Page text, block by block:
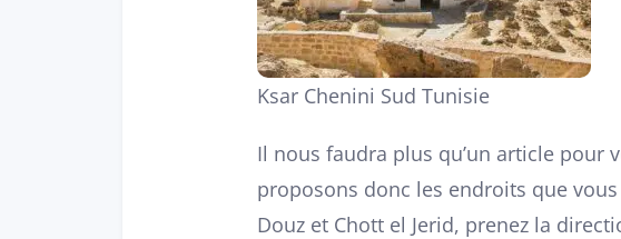
Ksar Chenini Sud Tunisie
Il nous faudra plus qu’un article pour
proposons donc les endroits que
Douz et Chott el Jerid, prenez la